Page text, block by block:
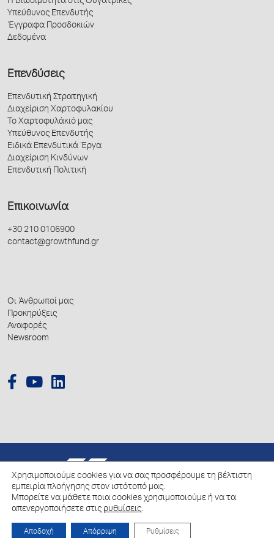
Υπεύθυνος Επενδυτής
Έγγραφα Προσδοκιών
Δεδομένα
Επενδύσεις
Επενδυτική Στρατηγική
Διαχείριση Χαρτοφυλακίου
Το Χαρτοφυλάκιό μας
Υπεύθυνος Επενδυτής
Ειδικά Επενδυτικά Έργα
Διαχείριση Κινδύνων
Επενδυτική Πολιτική
Επικοινωνία
+30 210 0106900
contact@growthfund.gr
Οι Άνθρωποί μας
Προκηρύξεις
Αναφορές
Newsroom
© 2026 Hellenic Growth Fund.
Πολιτική για την επεξεργασία των Δεδομένων Προσωπικού Χαρακτήρα
Πολιτική Cookies
Χρησιμοποιούμε cookies για να σας προσφέρουμε τη βέλτιστη
εμπειρία πλοήγησης στον ιστότοπό μας.
Μπορείτε να μάθετε ποια cookies χρησιμοποιούμε ή να τα
απενεργοποιήσετε στις ρυθμίσεις.
Αποδοχή Απόρριψη Ρυθμίσεις